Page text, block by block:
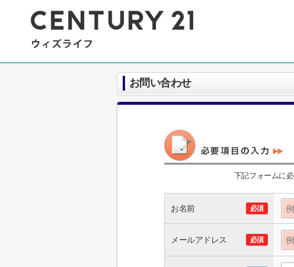
お問い合わせ
下記フォームに
お名前 必須
メールアドレス 必須